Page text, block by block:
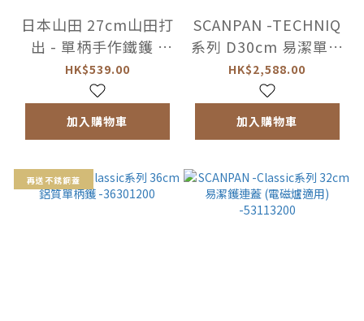
日本山田 27cm山田打
出 - 單柄手作鐵鑊 -
WK-YD-1415
HK$539.00
加入購物車
SCANPAN -TECHNIQ
系列 D30cm 易潔單柄
鑊 (電磁爐適用)
-54303000
HK$2,588.00
加入購物車
再送不銹鋼蓋